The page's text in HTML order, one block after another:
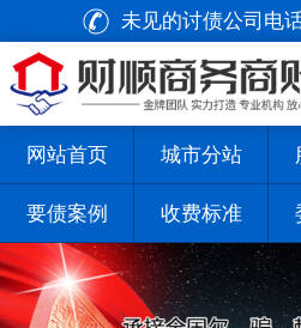
未见的讨债公司电话
网站首页 城市分站
要债案例 收费标准